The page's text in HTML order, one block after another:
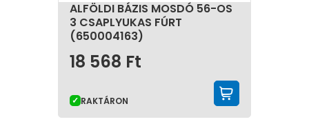
ALFÖLDI BÁZIS MOSDÓ 56-OS
3 CSAPLYUKAS FÚRT
(650004163)
18 568 Ft
RAKTÁRON